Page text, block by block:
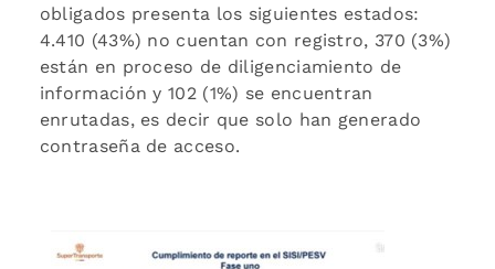
obligados presenta los siguientes estados:
4.410 (43%) no cuentan con registro, 370 (3%)
están en proceso de diligenciamiento de
información y 102 (1%) se encuentran
enrutadas, es decir que solo han generado
contraseña de acceso.